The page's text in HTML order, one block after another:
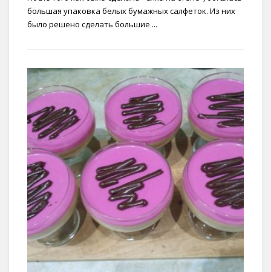
большая упаковка белых бумажных салфеток. Из них
было решено сделать большие ...